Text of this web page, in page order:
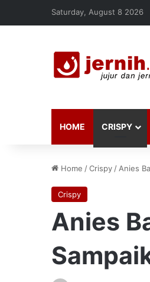
Saturday, August 8 2026
HOME CRISPY
Home /Crispy / Anies
Crispy
Anies